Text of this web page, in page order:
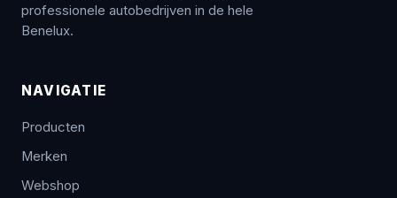
professionele autobedrijven in de hele
Benelux.
NAVIGATIE
Producten
Merken
Webshop